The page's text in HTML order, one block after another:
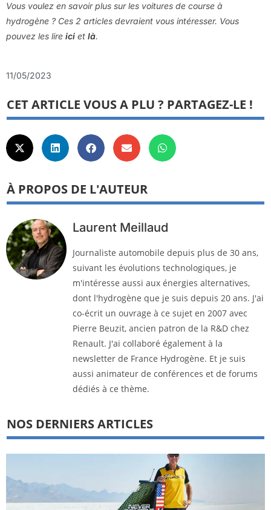
Vous voulez en savoir plus sur les voitures de course à
hydrogène ? Ces 2 articles devraient vous intéresser. Vous
pouvez les lire ici et là.
11/05/2023
CET ARTICLE VOUS A PLU ? PARTAGEZ-LE !
À PROPOS DE L'AUTEUR
Laurent Meillaud
Journaliste automobile depuis plus de 30 ans,
suivant les évolutions technologiques, je
m'intéresse aussi aux énergies alternatives,
dont l'hydrogène que je suis depuis 20 ans. J'ai
co-écrit un ouvrage à ce sujet en 2007 avec
Pierre Beuzit, ancien patron de la R&D chez
Renault. J'ai collaboré également à la
newsletter de France Hydrogène. Et je suis
aussi animateur de conférences et de forums
dédiés à ce thème.
NOS DERNIERS ARTICLES